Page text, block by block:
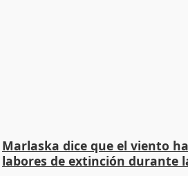
Marlaska dice que el viento
labores de extinción durante